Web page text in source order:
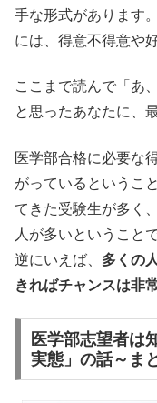
手な形式があります
には、得意不得意や
ここまで読んで「あ
と思ったあなたに、
医学部合格に必要な
がっているというこ
てきた受験生が多く
人が多いということで
逆にいえば、 多くの
きればチャンスは非
医学部志望者は
実態」の話～ま